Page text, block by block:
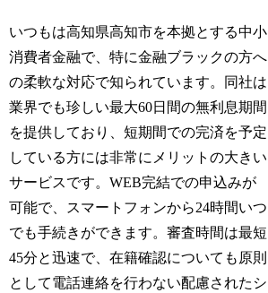
いつもは高知県高知市を本拠とする中小
消費者金融で、特に金融ブラックの方へ
の柔軟な対応で知られています。同社は
業界でも珍しい最大60日間の無利息期間
を提供しており、短期間での完済を予定
している方には非常にメリットの大きい
サービスです。WEB完結での申込みが
可能で、スマートフォンから24時間いつ
でも手続きができます。審査時間は最短
45分と迅速で、在籍確認についても原則
として電話連絡を行わない配慮されたシ